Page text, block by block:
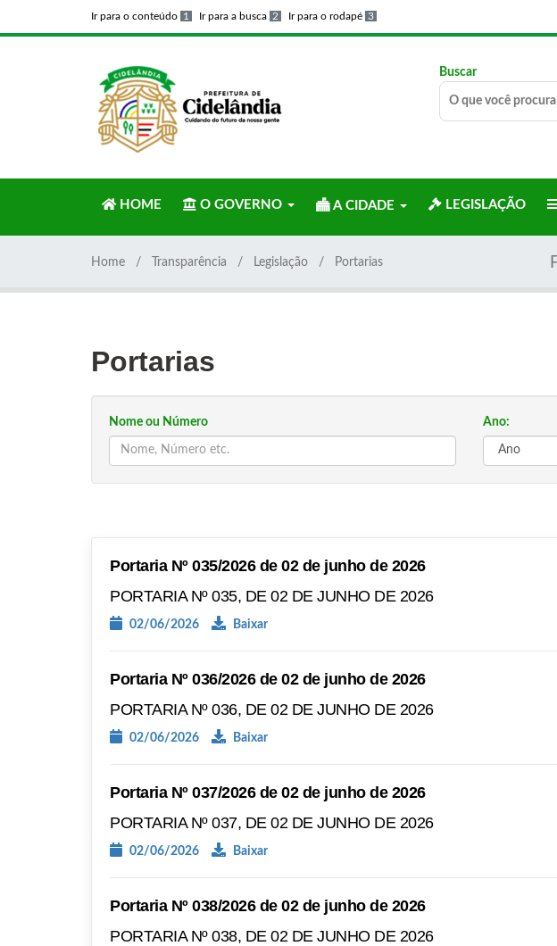
Ir para o conteúdo 1 Ir para a busca 2 Ir para o rodapé 3
Buscar
HOME O GOVERNO A CIDADE LEGISLAÇÃO
Home Transparência Legislação Portarias
Portarias
Nome ou Número Ano:
Portaria Nº 035/2026 de 02 de junho de 2026
PORTARIA Nº 035, DE 02 DE JUNHO DE 2026
02/06/2026 Baixar
Portaria Nº 036/2026 de 02 de junho de 2026
PORTARIA Nº 036, DE 02 DE JUNHO DE 2026
02/06/2026 Baixar
Portaria Nº 037/2026 de 02 de junho de 2026
PORTARIA Nº 037, DE 02 DE JUNHO DE 2026
02/06/2026 Baixar
Portaria Nº 038/2026 de 02 de junho de 2026
PORTARIA Nº 038, DE 02 DE JUNHO DE 2026